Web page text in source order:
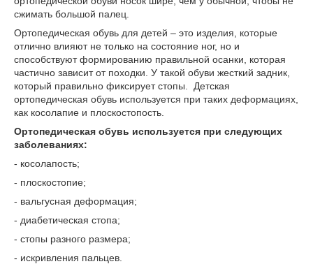
сжимать большой палец.
Ортопедическая обувь для детей – это изделия, которые
отлично влияют не только на состояние ног, но и
способствуют формированию правильной осанки, которая
частично зависит от походки. У такой обуви жесткий задник,
который правильно фиксирует стопы. Детская
ортопедическая обувь используется при таких деформациях,
как косолапие и плоскостопость.
Ортопедическая обувь используется при следующих
заболеваниях:
- косолапость;
- плоскостопие;
- вальгусная деформация;
- диабетическая стопа;
- стопы разного размера;
- искривления пальцев.